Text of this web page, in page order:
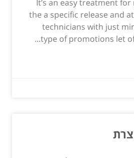
It’s an easy treatment
the a specific release and
technicians with just
type of promotions let